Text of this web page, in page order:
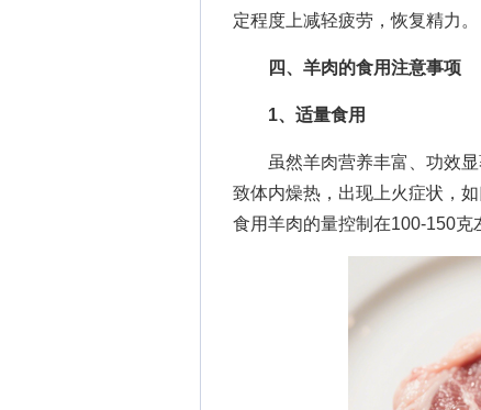
定程度上减轻疲劳，恢复精力。
四、羊肉的食用注意事项
1、适量食用
虽然羊肉营养丰富、功效显
致体内燥热，出现上火症状，
食用羊肉的量控制在100-150克